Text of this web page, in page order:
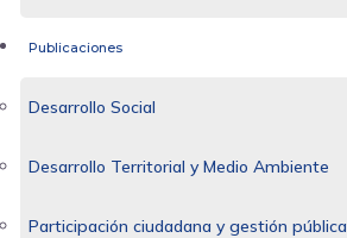
Publicaciones
Desarrollo Social
Desarrollo Territorial y Medio Ambiente
Participación ciudadana y gestión pública